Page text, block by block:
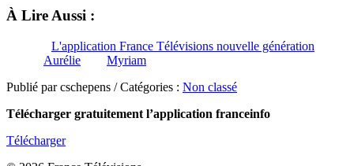
À Lire Aussi :
L'application France Télévisions nouvelle génération
Aurélie
Myriam
Publié par cschepens / Catégories : Non classé
Télécharger gratuitement l’application franceinfo
Télécharger